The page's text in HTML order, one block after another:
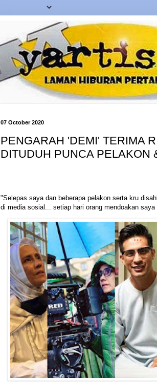
07 October 2020
PENGARAH 'DEMI' TERIMA
DITUDUH PUNCA PELAKON
"Selepas saya dan beberapa pelakon serta kru
di media sosial... setiap hari orang mendoakan saya